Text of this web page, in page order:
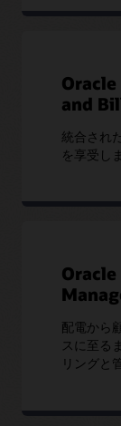
and
統合され
を享受し
配電から
スに至る
リングと